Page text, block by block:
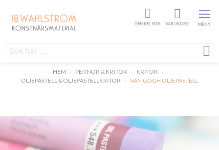
MENY
ÖNSKELISTA VARUKORG
HEM PENNOR & KRITOR
KRITOR
OLJEPASTELL & OLJEPASTELLKRITOR
VAN GOGH OLJEPASTELL